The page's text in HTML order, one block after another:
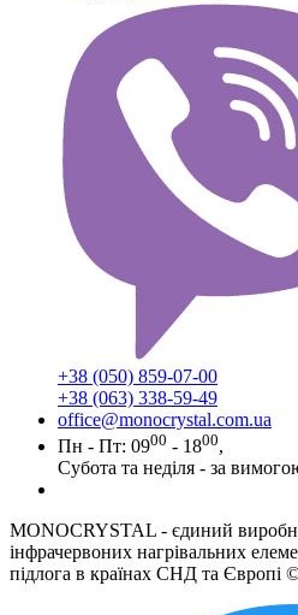
+38 (050) 859-07-00
+38 (063) 338-59-49
office@monocrystal.com.ua
Пн - Пт: 0900 - 1800,
Субота та неділя - за
MONOCRYSTAL - єдиний
інфрачервоних нагрівальних
підлога в країнах СНД та Європі